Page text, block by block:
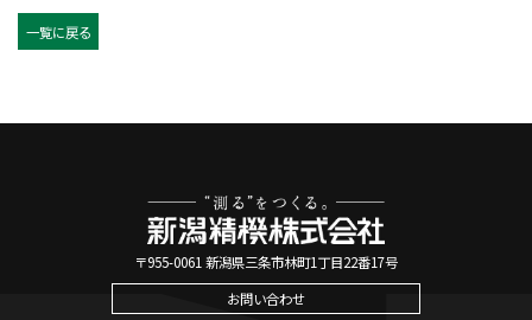
一覧に戻る
〒955-0061 新潟県三条市林町1丁目22番17号
お問い合わせ